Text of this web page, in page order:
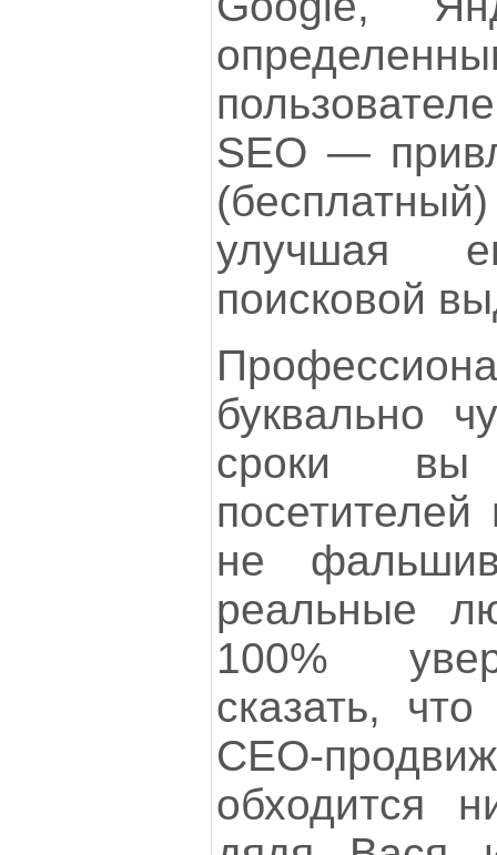
SEO —
улучшая
поисковой
буквально
сроки
не
реальные
100%
сказать,
СЕО-
обходится